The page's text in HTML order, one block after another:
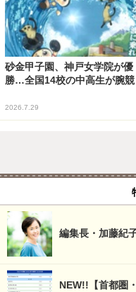
砂金甲子園、神戸女学院が優
勝…全国14校の中高生が腕競
2026.7.29
編集長・加藤紀
NEW!!【首都圏